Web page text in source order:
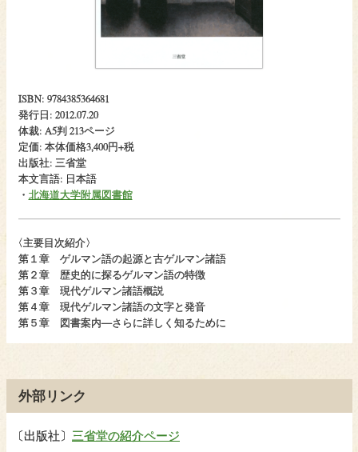
ISBN: 9784385364681
発行日: 2012.07.20
体裁: A5判 213ページ
定価: 本体価格3,400円+税
出版社: 三省堂
本文言語: 日本語
・ 北海道大学附属図書館
〈主要目次紹介〉
第１章 ゲルマン語の起源と古ゲルマン諸語
第２章 歴史的に探るゲルマン語の特徴
第３章 現代ゲルマン諸語概説
第４章 現代ゲルマン諸語の文字と発音
第５章 図書案内―さらに詳しく知るために
外部リンク
〔出版社〕 三省堂の紹介ページ